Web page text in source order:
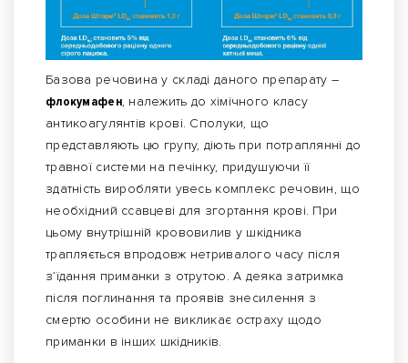
Базова речовина у складі даного препарату –
флокумафен, належить до хімічного класу
антикоагулянтів крові. Сполуки, що
представляють цю групу, діють при потраплянні до
травної системи на печінку, придушуючи її
здатність виробляти увесь комплекс речовин, що
необхідний ссавцеві для згортання крові. При
цьому внутрішній крововилив у шкідника
трапляється впродовж нетривалого часу після
з’їдання приманки з отрутою. А деяка затримка
після поглинання та проявів знесилення з
смертю особини не викликає остраху щодо
приманки в інших шкідників.